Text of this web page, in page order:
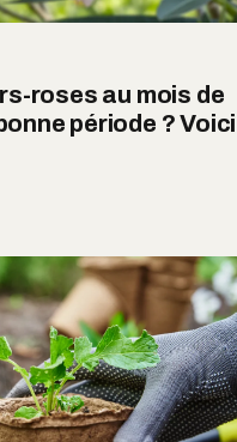
roses au mois de
période ? Voici